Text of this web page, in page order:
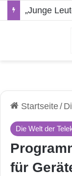
Startseite/
Die Welt der
für